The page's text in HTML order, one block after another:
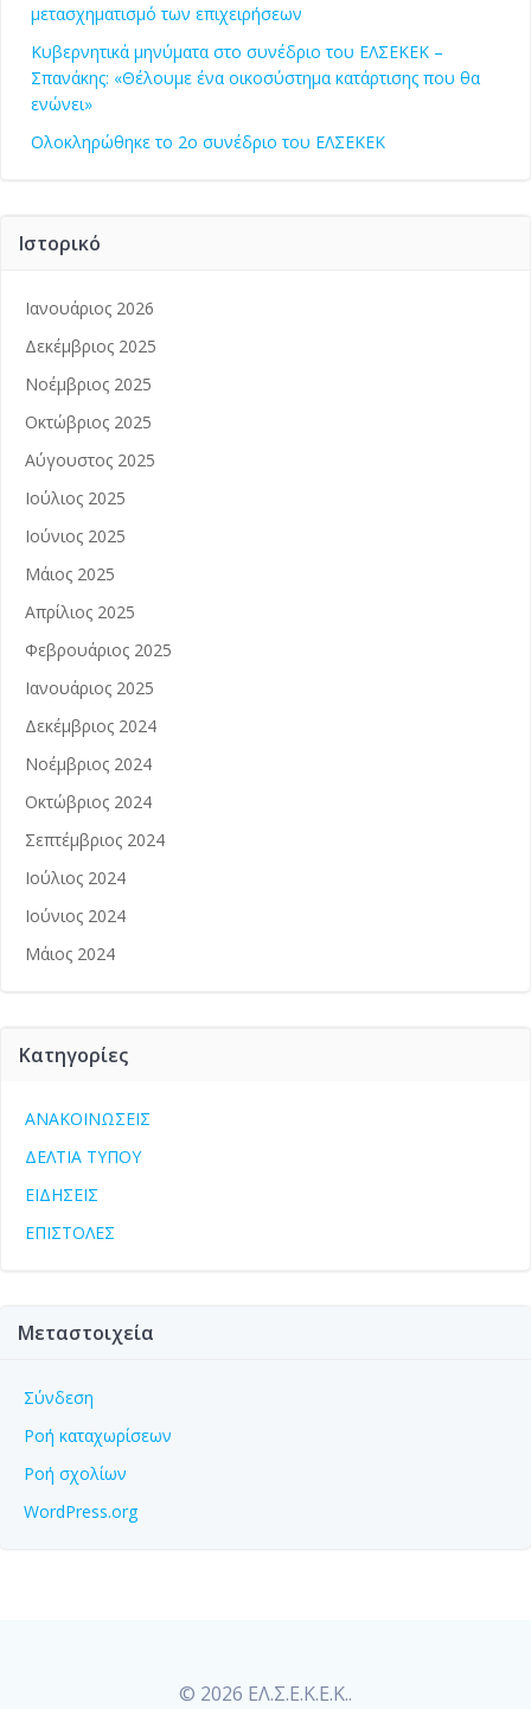
μετασχηματισμό των επιχειρήσεων
Κυβερνητικά μηνύματα στο συνέδριο του ΕΛΣΕΚΕΚ –
Σπανάκης: «Θέλουμε ένα οικοσύστημα κατάρτισης που θα
ενώνει»
Ολοκληρώθηκε το 2ο συνέδριο του ΕΛΣΕΚΕΚ
Ιστορικό
Ιανουάριος 2026
Δεκέμβριος 2025
Νοέμβριος 2025
Οκτώβριος 2025
Αύγουστος 2025
Ιούλιος 2025
Ιούνιος 2025
Μάιος 2025
Απρίλιος 2025
Φεβρουάριος 2025
Ιανουάριος 2025
Δεκέμβριος 2024
Νοέμβριος 2024
Οκτώβριος 2024
Σεπτέμβριος 2024
Ιούλιος 2024
Ιούνιος 2024
Μάιος 2024
Kατηγορίες
ΑΝΑΚΟΙΝΩΣΕΙΣ
ΔΕΛΤΙΑ ΤΥΠΟΥ
ΕΙΔΗΣΕΙΣ
ΕΠΙΣΤΟΛΕΣ
Μεταστοιχεία
Σύνδεση
Ροή καταχωρίσεων
Ροή σχολίων
WordPress.org
© 2026 ΕΛ.Σ.Ε.Κ.Ε.Κ..